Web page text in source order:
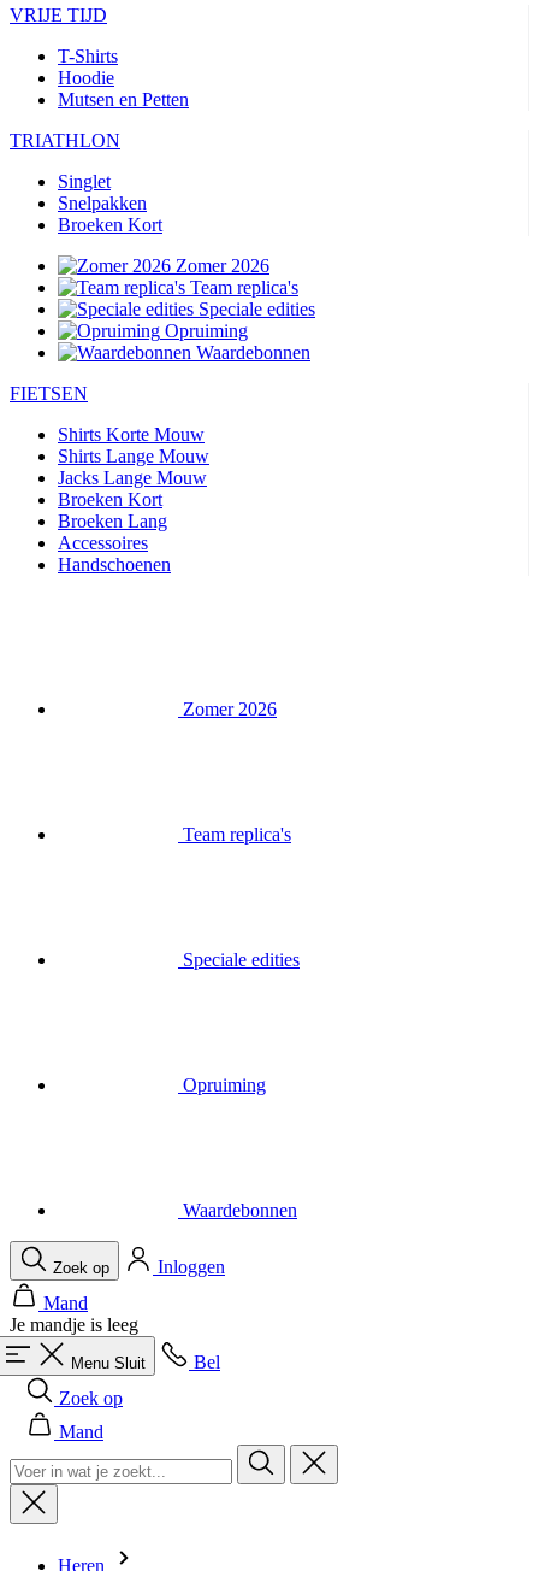
VRIJE TIJD
T-Shirts
Hoodie
Mutsen en Petten
TRIATHLON
Singlet
Snelpakken
Broeken Kort
Zomer 2026
Team replica's
Speciale edities
Opruiming
Waardebonnen
FIETSEN
Shirts Korte Mouw
Shirts Lange Mouw
Jacks Lange Mouw
Broeken Kort
Broeken Lang
Accessoires
Handschoenen
Je mandje is leeg
Menu Sluit
Bel
Zoek op
Mand
Heren
Alles in categorie Heren